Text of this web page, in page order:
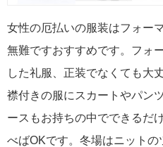
女性の厄払いの服装はフォー
無難ですおすすめです。フォ
した礼服、正装でなくても大
襟付きの服にスカートやパン
ースもお持ちの中でできるだ
べばOKです。冬場はニット